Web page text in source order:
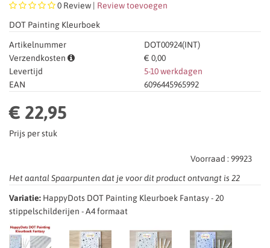
0 Review | Review toevoegen
DOT Painting Kleurboek
Artikelnummer
DOT00924(INT)
Verzendkosten
€ 0,00
Levertijd
5-10 werkdagen
EAN
6096445965992
€ 22,95
Prijs per stuk
Voorraad : 99923
Het aantal Spaarpunten dat je voor dit product ontvangt is 22
Variatie: HappyDots DOT Painting Kleurboek Fantasy - 20
stippelschilderijen - A4 formaat